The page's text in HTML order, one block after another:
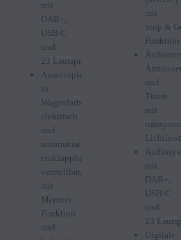
mit
DAB+,
USB-C
und
23 Lautsprechern
Aussenspiegel
in
Wagenfarbe:
elektrisch
und
automatisch
einklappbar,
verstellbar,
mit
Memory-
Funktion
und
mit
Stop &
Funktion
und
Türen
mit
mit
DAB+,
USB-C
und
23
Digitale